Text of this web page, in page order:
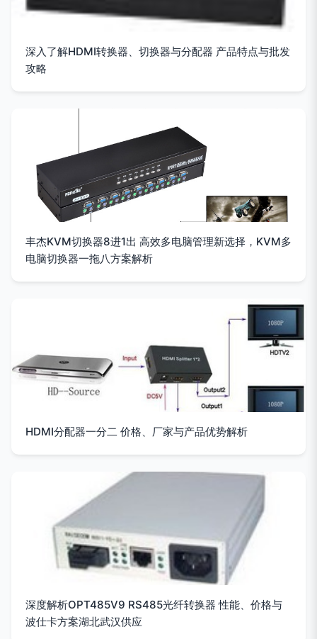
深入了解HDMI转换器、切换器与分配器 产品特点与批发
攻略
丰杰KVM切换器8进1出 高效多电脑管理新选择，KVM多
电脑切换器一拖八方案解析
HDMI分配器一分二 价格、厂家与产品优势解析
深度解析OPT485V9 RS485光纤转换器 性能、价格与
波仕卡方案湖北武汉供应